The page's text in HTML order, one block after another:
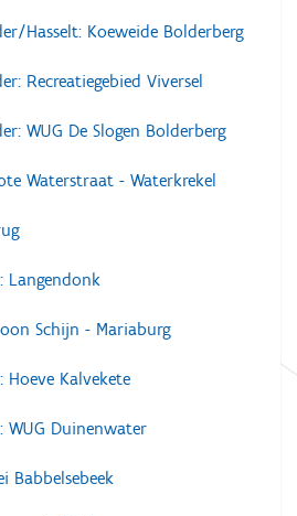
Hasselt: Koeweide Bolderberg
Recreatiegebied Viversel
WUG De Slogen Bolderberg
Waterstraat - Waterkrekel
Langendonk
Schijn - Mariaburg
Hoeve Kalvekete
WUG Duinenwater
Babbelsebeek